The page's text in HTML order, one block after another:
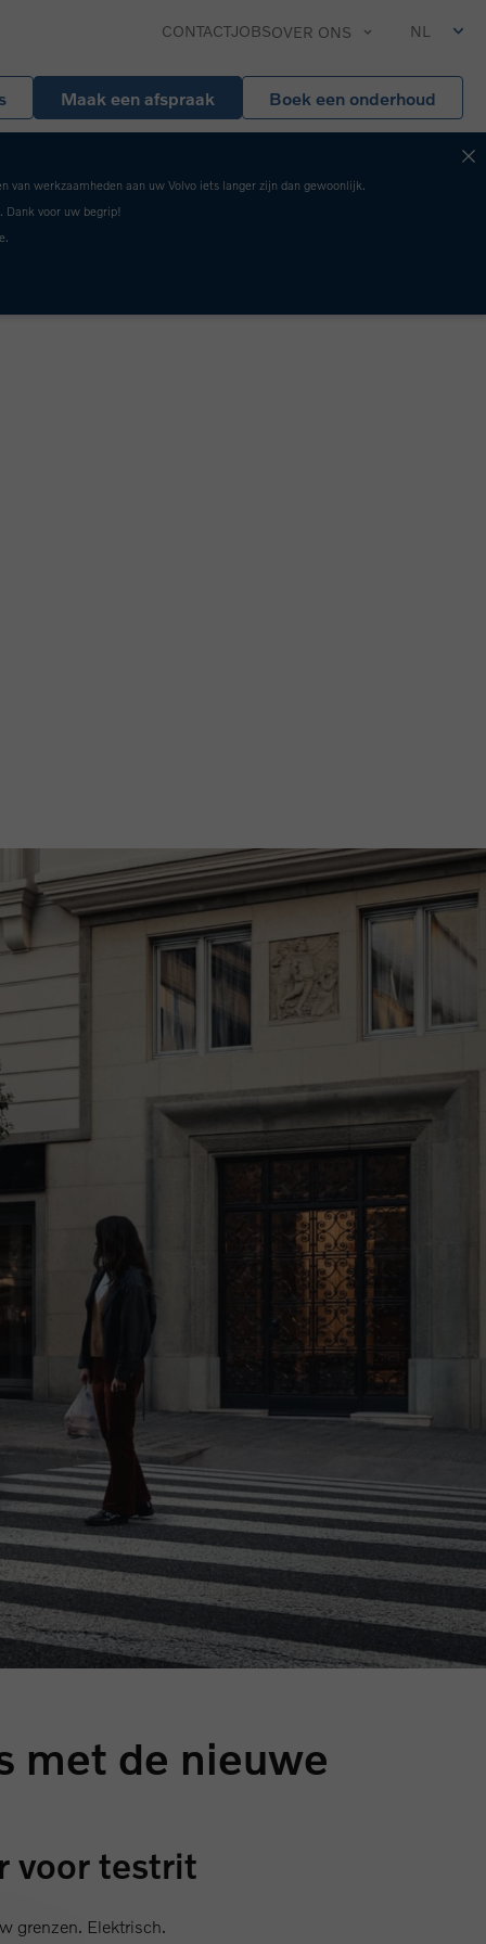
CONTACTJOBSOVER ONS NL
Maak een afspraak Boek een onderhoud
werkzaamheden aan uw Volvo iets langer zijn dan gewoonlijk.
Dank voor uw begrip!
met de nieuwe
voor testrit
grenzen. Elektrisch.